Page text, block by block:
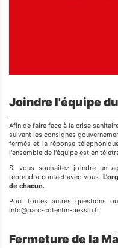
Joindre l'équipe
Afin de faire face à la crise
suivant les consignes
fermés et la réponse
l'ensemble de l'équipe est en
Si vous souhaitez joindre un
reprendra contact avec vous.
de chacun.
Pour toutes autres questions
info@parc-cotentin-bessin.fr
Fermeture de la